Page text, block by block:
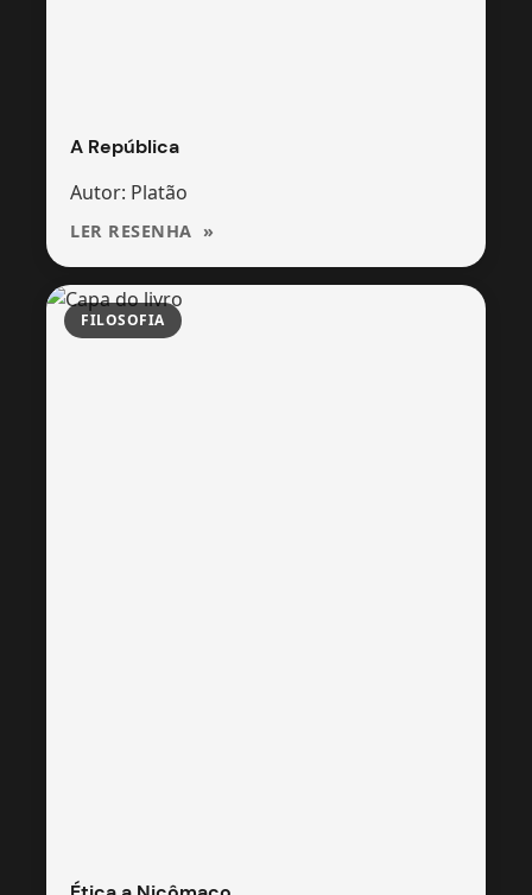
A República
Autor: Platão
LER RESENHA
FILOSOFIA